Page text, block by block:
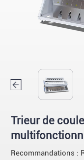
Trieur de
Recommandations :